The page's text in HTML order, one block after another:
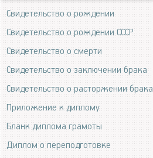
Свидетельство о рождении
Свидетельство о рождении СССР
Свидетельство о смерти
Свидетельство о заключении брака
Свидетельство о расторжении брака
Приложение к диплому
Бланк диплома грамоты
Диплом о переподготовке